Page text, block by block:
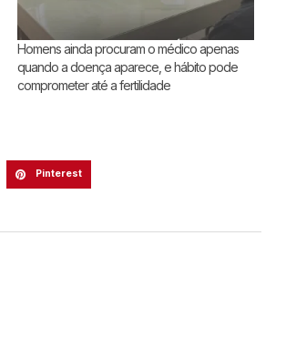
Homens ainda procuram o médico apenas
quando a doença aparece, e hábito pode
comprometer até a fertilidade
Pinterest